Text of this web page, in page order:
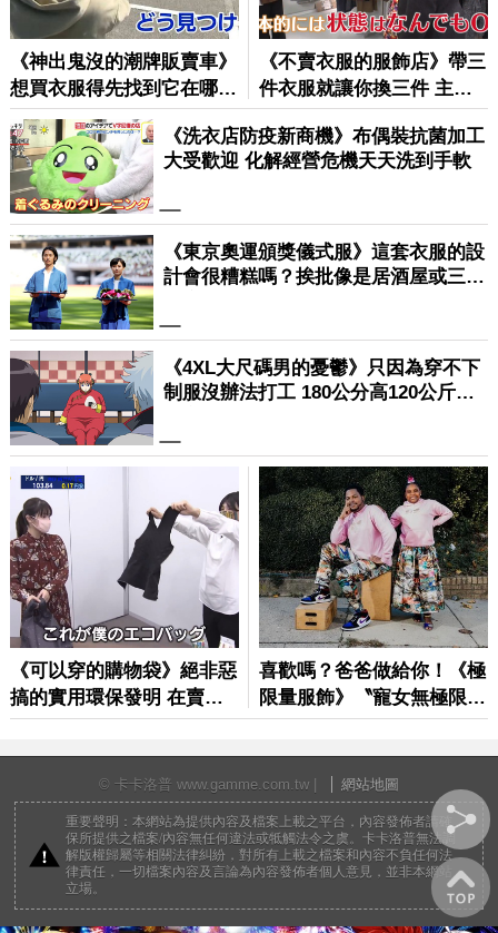
© 卡卡洛普 www.gamme.com.tw | 網站地圖
重要聲明：本網站為提供內容及檔案上載之平台，內容發佈者請確
保所提供之檔案/內容無任何違法或牴觸法令之虞。卡卡洛普無法調
解版權歸屬等相關法律糾紛，對所有上載之檔案和內容不負任何法
律責任，一切檔案內容及言論為內容發佈者個人意見，並非本網站
立場。